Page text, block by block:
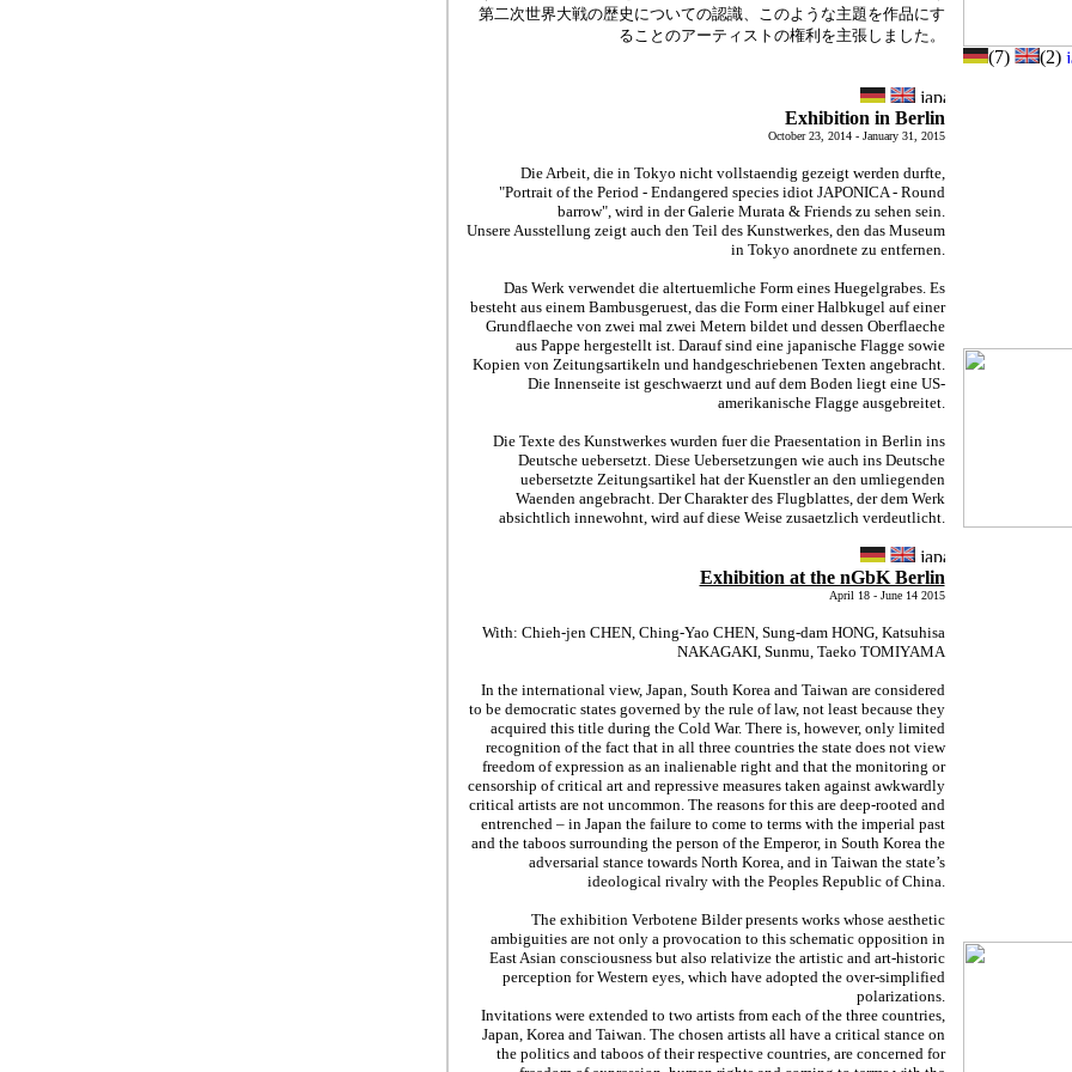
第二次世界大戦の歴史についての認識、このような主題を作品にす
ることのアーティストの権利を主張しました。
(7) (2)
Exhibition in Berlin
October 23, 2014 - January 31, 2015
Die Arbeit, die in Tokyo nicht vollstaendig gezeigt werden durfte,
"Portrait of the Period - Endangered species idiot JAPONICA - Round
barrow", wird in der Galerie Murata & Friends zu sehen sein.
Unsere Ausstellung zeigt auch den Teil des Kunstwerkes, den das Museum
in Tokyo anordnete zu entfernen.
Das Werk verwendet die altertuemliche Form eines Huegelgrabes. Es
besteht aus einem Bambusgeruest, das die Form einer Halbkugel auf einer
Grundflaeche von zwei mal zwei Metern bildet und dessen Oberflaeche
aus Pappe hergestellt ist. Darauf sind eine japanische Flagge sowie
Kopien von Zeitungsartikeln und handgeschriebenen Texten angebracht.
Die Innenseite ist geschwaerzt und auf dem Boden liegt eine US-
amerikanische Flagge ausgebreitet.
Die Texte des Kunstwerkes wurden fuer die Praesentation in Berlin ins
Deutsche uebersetzt. Diese Uebersetzungen wie auch ins Deutsche
uebersetzte Zeitungsartikel hat der Kuenstler an den umliegenden
Waenden angebracht. Der Charakter des Flugblattes, der dem Werk
absichtlich innewohnt, wird auf diese Weise zusaetzlich verdeutlicht.
Exhibition at the nGbK Berlin
April 18 - June 14 2015
With: Chieh-jen CHEN, Ching-Yao CHEN, Sung-dam HONG, Katsuhisa
NAKAGAKI, Sunmu, Taeko TOMIYAMA
In the international view, Japan, South Korea and Taiwan are considered
to be democratic states governed by the rule of law, not least because they
acquired this title during the Cold War. There is, however, only limited
recognition of the fact that in all three countries the state does not view
freedom of expression as an inalienable right and that the monitoring or
censorship of critical art and repressive measures taken against awkwardly
critical artists are not uncommon. The reasons for this are deep-rooted and
entrenched – in Japan the failure to come to terms with the imperial past
and the taboos surrounding the person of the Emperor, in South Korea the
adversarial stance towards North Korea, and in Taiwan the state’s
ideological rivalry with the Peoples Republic of China.
The exhibition Verbotene Bilder presents works whose aesthetic
ambiguities are not only a provocation to this schematic opposition in
East Asian consciousness but also relativize the artistic and art-historic
perception for Western eyes, which have adopted the over-simplified
polarizations.
Invitations were extended to two artists from each of the three countries,
Japan, Korea and Taiwan. The chosen artists all have a critical stance on
the politics and taboos of their respective countries, are concerned for